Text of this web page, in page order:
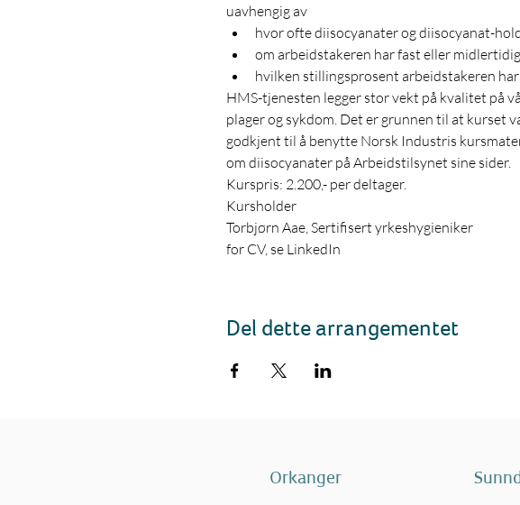
uavhengig av
hvor ofte diisocyanater og diisocyanat-
om arbeidstakeren har fast eller
hvilken stillingsprosent arbeidstakeren har
HMS-tjenesten legger stor vekt på kvalitet på
plager og sykdom. Det er grunnen til at kurset
godkjent til å benytte Norsk Industris
om diisocyanater på Arbeidstilsynet sine sider.
Kurspris: 2.200,- per deltager.
Kursholder
Torbjørn Aae, Sertifisert yrkeshygieniker
for CV, se LinkedIn
Del dette arrangementet
Orkanger